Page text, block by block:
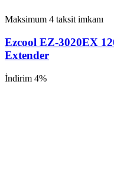
Maksimum 4 taksit imkanı
Ezcool EZ-3020EX
Extender
İndirim 4%